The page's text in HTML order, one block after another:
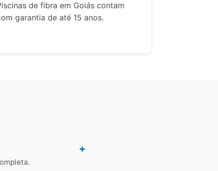
de fibra em Goiás contam
garantia de até 15 anos.